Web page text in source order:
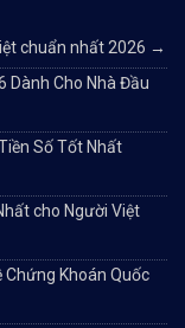
chuẩn nhất 2026 →
Dành Cho Nhà Đầu
Số Tốt Nhất
cho Người Việt
Chứng Khoán Quốc